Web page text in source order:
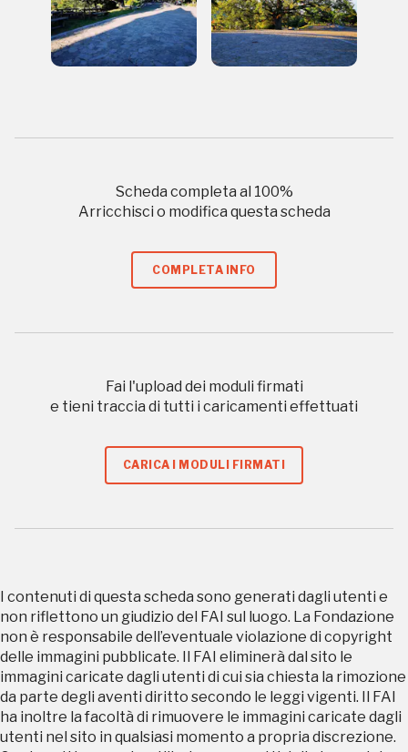
Scheda completa al 100%
Arricchisci o modifica questa scheda
COMPLETA INFO
Fai l'upload dei moduli firmati
e tieni traccia di tutti i caricamenti effettuati
CARICA I MODULI FIRMATI
I contenuti di questa scheda sono generati dagli utenti e
non riflettono un giudizio del FAI sul luogo. La Fondazione
non è responsabile dell’eventuale violazione di copyright
delle immagini pubblicate. Il FAI eliminerà dal sito le
immagini caricate dagli utenti di cui sia chiesta la rimozione
da parte degli aventi diritto secondo le leggi vigenti. Il FAI
ha inoltre la facoltà di rimuovere le immagini caricate dagli
utenti nel sito in qualsiasi momento a propria discrezione.
Regalati 365 giorni di arte e cultura nell'Italia
più bella, risparmiando.
Ingresso gratuito
Museo
Gallerie
Tutto questo non
sarebbe possibile
senza di te